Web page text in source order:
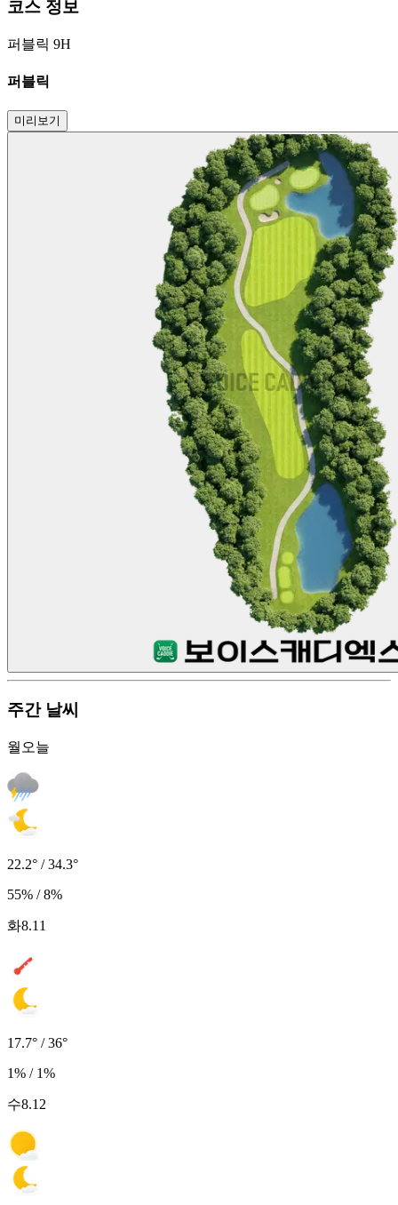
코스 정보
퍼블릭 9H
퍼블릭
미리보기
주간 날씨
월 오늘
22.2° / 34.3°
55% / 8%
화8.11
17.7° / 36°
1% / 1%
수8.12